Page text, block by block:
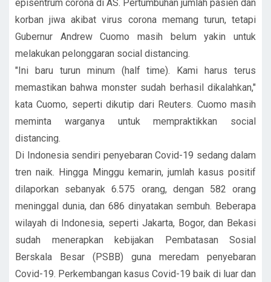
episentrum corona di AS. Pertumbuhan jumlah pasien dan
korban jiwa akibat virus corona memang turun, tetapi
Gubernur Andrew Cuomo masih belum yakin untuk
melakukan pelonggaran social distancing.
"Ini baru turun minum (half time). Kami harus terus
memastikan bahwa monster sudah berhasil dikalahkan,"
kata Cuomo, seperti dikutip dari Reuters. Cuomo masih
meminta warganya untuk mempraktikkan social
distancing.
Di Indonesia sendiri penyebaran Covid-19 sedang dalam
tren naik. Hingga Minggu kemarin, jumlah kasus positif
dilaporkan sebanyak 6.575 orang, dengan 582 orang
meninggal dunia, dan 686 dinyatakan sembuh. Beberapa
wilayah di Indonesia, seperti Jakarta, Bogor, dan Bekasi
sudah menerapkan kebijakan Pembatasan Sosial
Berskala Besar (PSBB) guna meredam penyebaran
Covid-19. Perkembangan kasus Covid-19 baik di luar dan